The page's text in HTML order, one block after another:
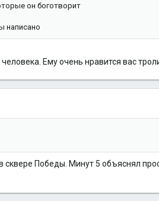
он боготворит
написано
Ему очень нравится вас
сквере Победы. Минут 5 объяснял